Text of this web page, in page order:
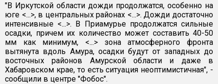
"В Иркутской области дожди продолжатся, особенно на
юге <...>, в центральных районах <...>. Дожди достаточно
интенсивные <...>. В Приамурье продолжатся сильные
осадки, причем их количество может составить 40-50
мм как минимум, <...> зона атмосферного фронта
вытянута вдоль Амура, осадки будут от западных до
восточных районов Амурской области и даже в
Хабаровском крае, то есть ситуация неоптимистичная", -
сообщили в центре "Фобос".